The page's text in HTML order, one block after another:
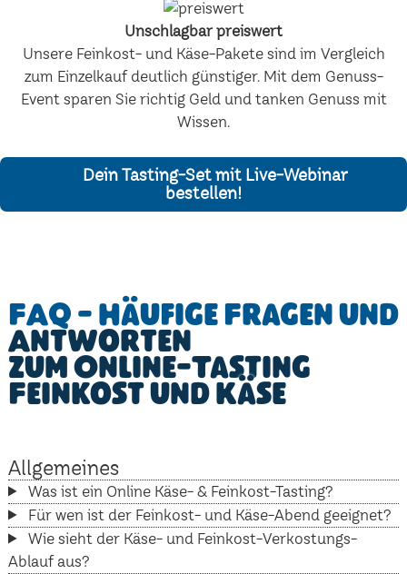
Unschlagbar preiswert
Unsere Feinkost- und Käse-Pakete sind im Vergleich
zum Einzelkauf deutlich günstiger. Mit dem Genuss-
Event sparen Sie richtig Geld und tanken Genuss mit
Wissen.
Dein Tasting-Set mit Live-Webinar
bestellen!
FAQ - Häufige Fragen und
Antworten
zum Online-Tasting
Feinkost und Käse
Allgemeines
Was ist ein Online Käse- & Feinkost-Tasting?
Für wen ist der Feinkost- und Käse-Abend geeignet?
Wie sieht der Käse- und Feinkost-Verkostungs-
Ablauf aus?